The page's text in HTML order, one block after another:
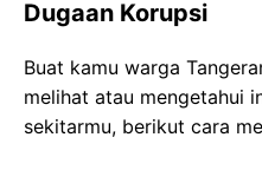
Dugaan Korupsi
Buat kamu warga
melihat atau mengetahui
sekitarmu, berikut cara